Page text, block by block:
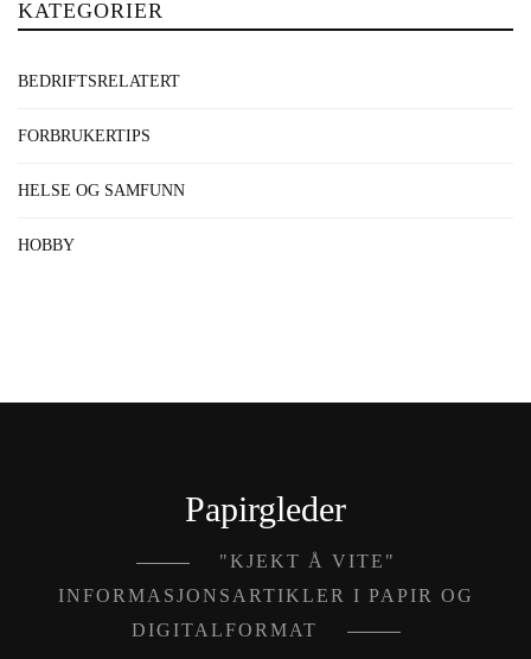
KATEGORIER
BEDRIFTSRELATERT
FORBRUKERTIPS
HELSE OG SAMFUNN
HOBBY
Papirgleder
"KJEKT Å VITE"
INFORMASJONSARTIKLER I PAPIR OG
DIGITALFORMAT